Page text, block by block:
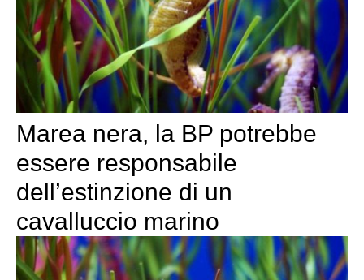
Marea nera, la BP potrebbe
essere responsabile
dell’estinzione di un
cavalluccio marino